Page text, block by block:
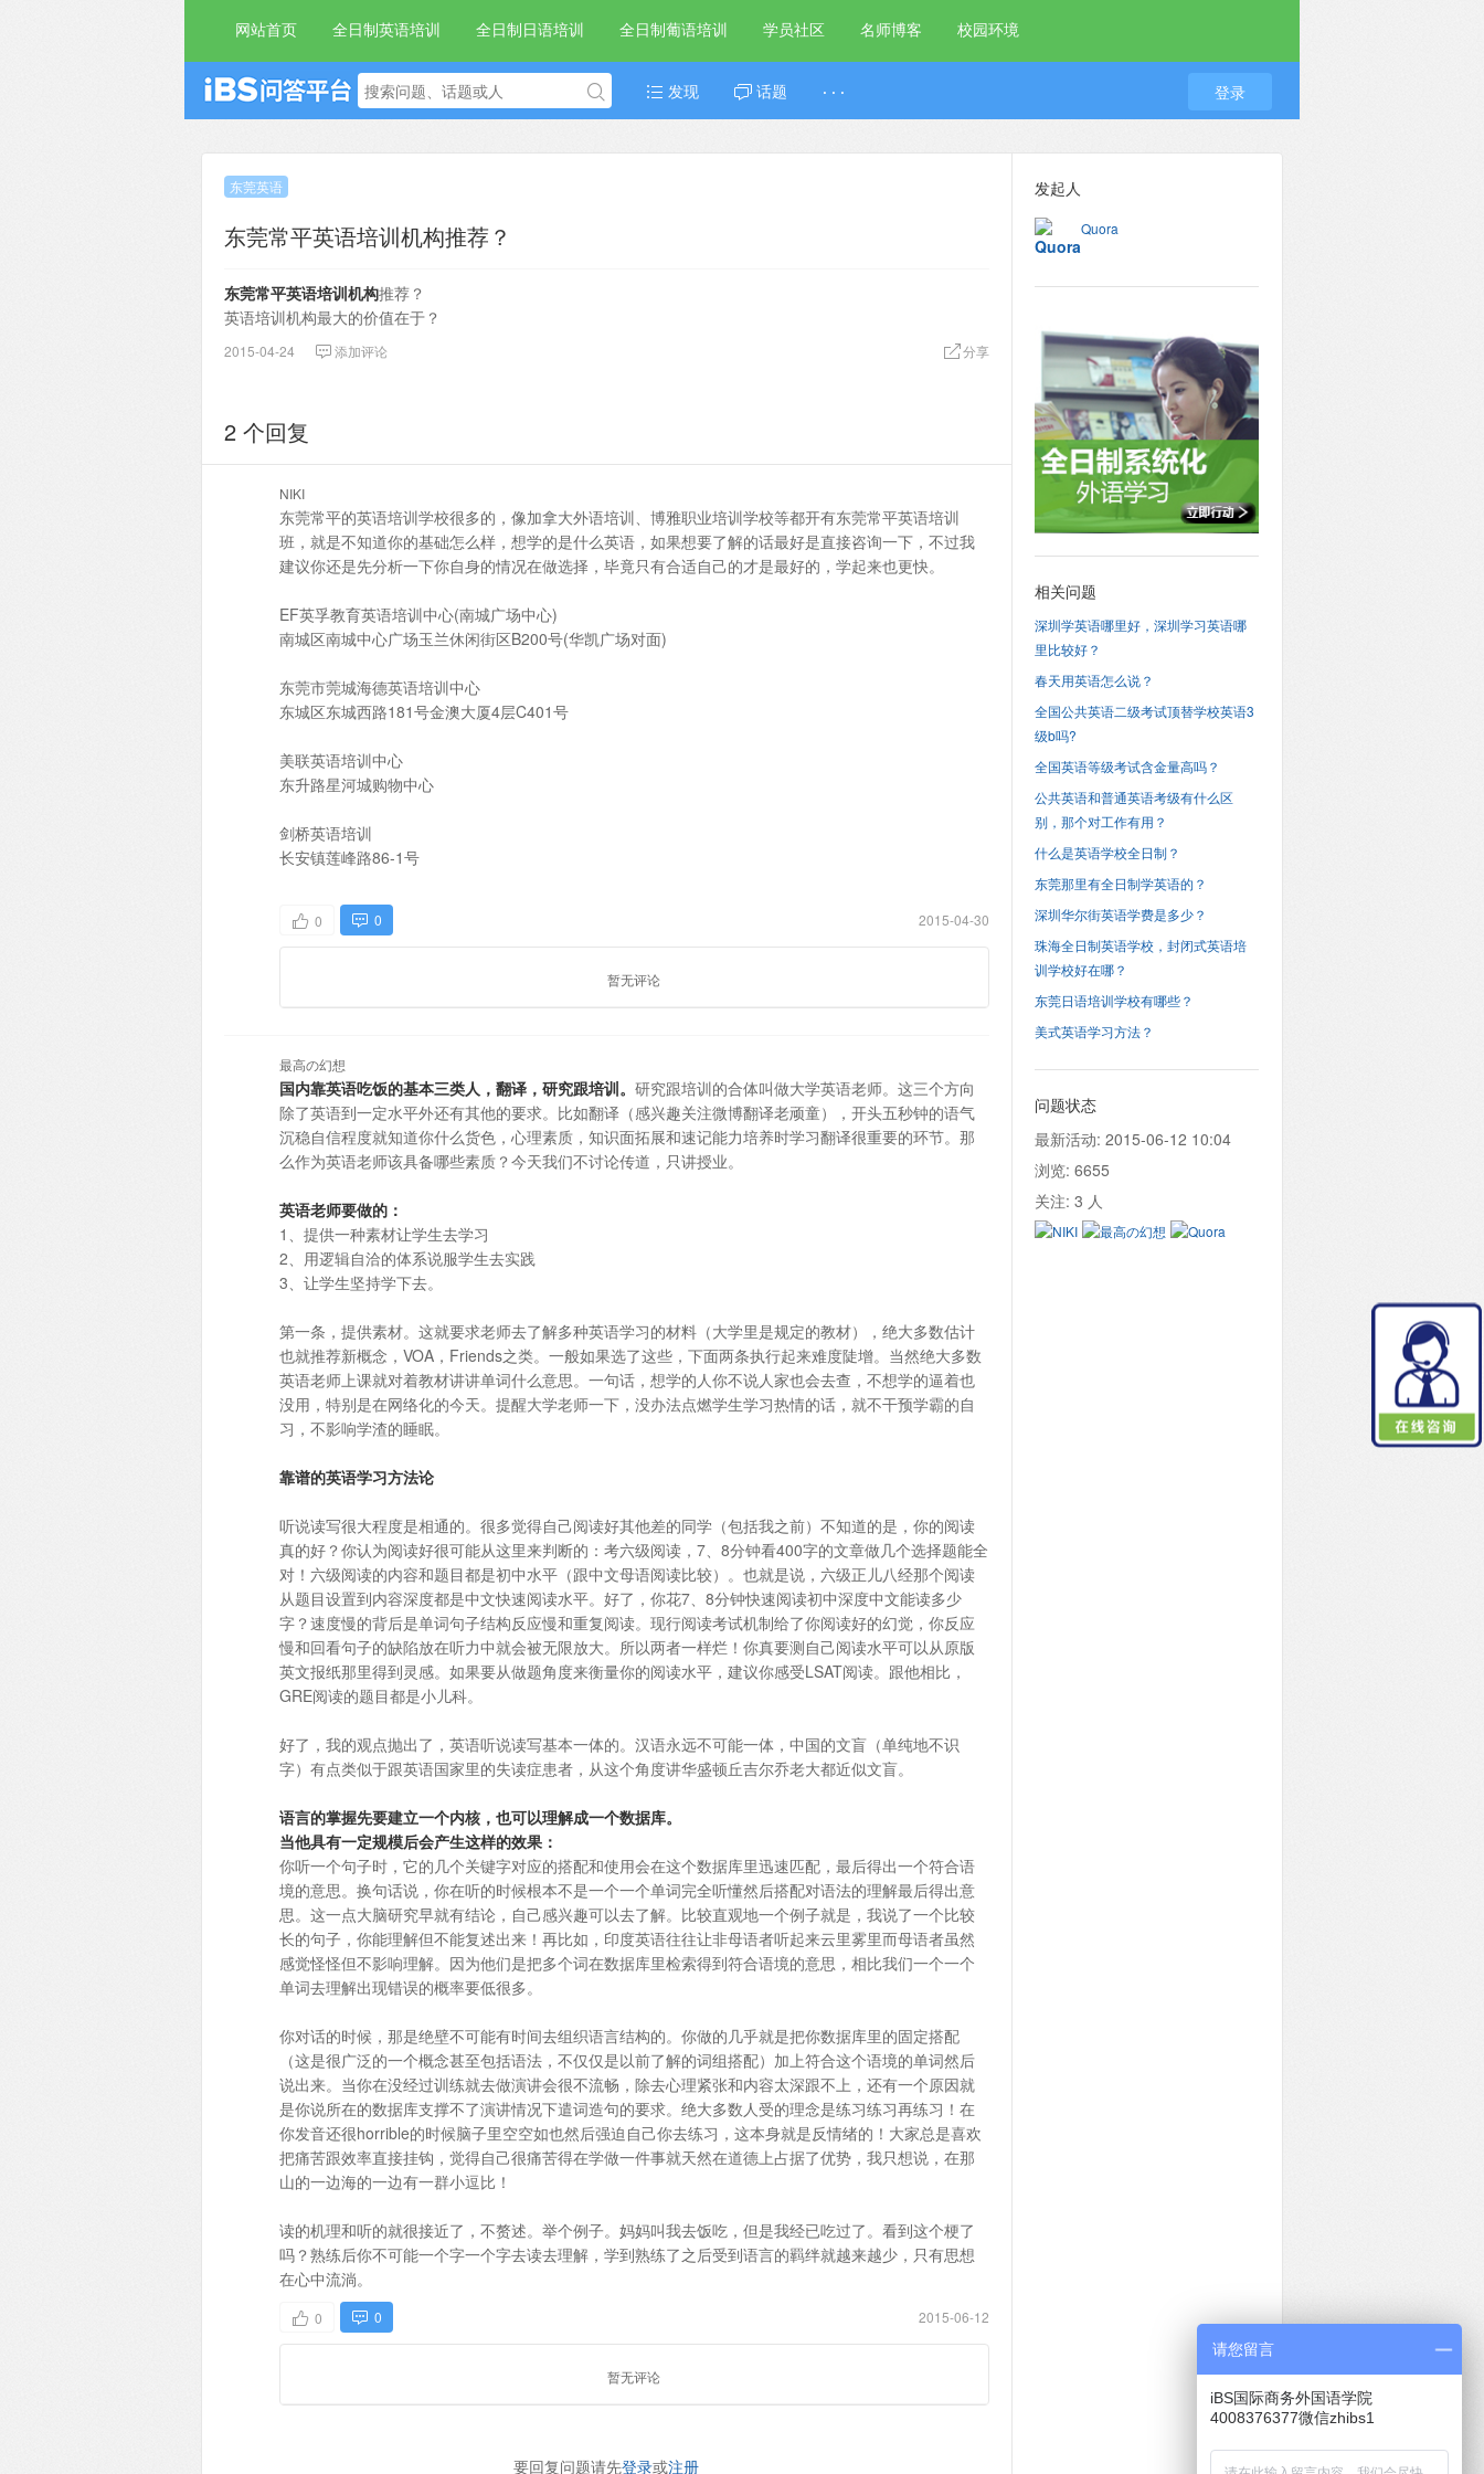
网站首页 全日制英语培训 全日制日语培训 全日制葡语培训 学员社区 名师博客 校园环境
发现 话题 · · · 登录
东莞英语
东莞常平英语培训机构推荐？
东莞常平英语培训机构推荐？
英语培训机构最大的价值在于？
2015-04-24 添加评论 分享
2 个回复
NIKI
东莞常平的英语培训学校很多的，像加拿大外语培训、博雅职业培训学校等都开有东莞常平英语培训
班，就是不知道你的基础怎么样，想学的是什么英语，如果想要了解的话最好是直接咨询一下，不过我
建议你还是先分析一下你自身的情况在做选择，毕竟只有合适自己的才是最好的，学起来也更快。
EF英孚教育英语培训中心(南城广场中心)
南城区南城中心广场玉兰休闲街区B200号(华凯广场对面)
东莞市莞城海德英语培训中心
东城区东城西路181号金澳大厦4层C401号
美联英语培训中心
东升路星河城购物中心
剑桥英语培训
长安镇莲峰路86-1号
2015-04-30
0 0
暂无评论
最高の幻想
国内靠英语吃饭的基本三类人，翻译，研究跟培训。 研究跟培训的合体叫做大学英语老师。这三个方向
除了英语到一定水平外还有其他的要求。比如翻译（感兴趣关注微博翻译老顽童），开头五秒钟的语气
沉稳自信程度就知道你什么货色，心理素质，知识面拓展和速记能力培养时学习翻译很重要的环节。那
么作为英语老师该具备哪些素质？今天我们不讨论传道，只讲授业。
英语老师要做的：
1、提供一种素材让学生去学习
2、用逻辑自洽的体系说服学生去实践
3、让学生坚持学下去。
第一条，提供素材。这就要求老师去了解多种英语学习的材料（大学里是规定的教材），绝大多数估计
也就推荐新概念，VOA，Friends之类。一般如果选了这些，下面两条执行起来难度陡增。当然绝大多数
英语老师上课就对着教材讲讲单词什么意思。一句话，想学的人你不说人家也会去查，不想学的逼着也
没用，特别是在网络化的今天。提醒大学老师一下，没办法点燃学生学习热情的话，就不干预学霸的自
习，不影响学渣的睡眠。
靠谱的英语学习方法论
听说读写很大程度是相通的。很多觉得自己阅读好其他差的同学（包括我之前）不知道的是，你的阅读
真的好？你认为阅读好很可能从这里来判断的：考六级阅读，7、8分钟看400字的文章做几个选择题能全
对！六级阅读的内容和题目都是初中水平（跟中文母语阅读比较）。也就是说，六级正儿八经那个阅读
从题目设置到内容深度都是中文快速阅读水平。好了，你花7、8分钟快速阅读初中深度中文能读多少
字？速度慢的背后是单词句子结构反应慢和重复阅读。现行阅读考试机制给了你阅读好的幻觉，你反应
慢和回看句子的缺陷放在听力中就会被无限放大。所以两者一样烂！你真要测自己阅读水平可以从原版
英文报纸那里得到灵感。如果要从做题角度来衡量你的阅读水平，建议你感受LSAT阅读。跟他相比，
GRE阅读的题目都是小儿科。
好了，我的观点抛出了，英语听说读写基本一体的。汉语永远不可能一体，中国的文盲（单纯地不识
字）有点类似于跟英语国家里的失读症患者，从这个角度讲华盛顿丘吉尔乔老大都近似文盲。
语言的掌握先要建立一个内核，也可以理解成一个数据库。
当他具有一定规模后会产生这样的效果：
你听一个句子时，它的几个关键字对应的搭配和使用会在这个数据库里迅速匹配，最后得出一个符合语
境的意思。换句话说，你在听的时候根本不是一个一个单词完全听懂然后搭配对语法的理解最后得出意
思。这一点大脑研究早就有结论，自己感兴趣可以去了解。比较直观地一个例子就是，我说了一个比较
长的句子，你能理解但不能复述出来！再比如，印度英语往往让非母语者听起来云里雾里而母语者虽然
感觉怪怪但不影响理解。因为他们是把多个词在数据库里检索得到符合语境的意思，相比我们一个一个
单词去理解出现错误的概率要低很多。
你对话的时候，那是绝壁不可能有时间去组织语言结构的。你做的几乎就是把你数据库里的固定搭配
（这是很广泛的一个概念甚至包括语法，不仅仅是以前了解的词组搭配）加上符合这个语境的单词然后
说出来。当你在没经过训练就去做演讲会很不流畅，除去心理紧张和内容太深跟不上，还有一个原因就
是你说所在的数据库支撑不了演讲情况下遣词造句的要求。绝大多数人受的理念是练习练习再练习！在
你发音还很horrible的时候脑子里空空如也然后强迫自己你去练习，这本身就是反情绪的！大家总是喜欢
把痛苦跟效率直接挂钩，觉得自己很痛苦得在学做一件事就天然在道德上占据了优势，我只想说，在那
山的一边海的一边有一群小逗比！
读的机理和听的就很接近了，不赘述。举个例子。妈妈叫我去饭吃，但是我经已吃过了。看到这个梗了
吗？熟练后你不可能一个字一个字去读去理解，学到熟练了之后受到语言的羁绊就越来越少，只有思想
在心中流淌。
2015-06-12
0 0
暂无评论
要回复问题请先登录或注册
发起人
Quora
相关问题
深圳学英语哪里好，深圳学习英语哪
里比较好？
春天用英语怎么说？
全国公共英语二级考试顶替学校英语3
级b吗?
全国英语等级考试含金量高吗？
公共英语和普通英语考级有什么区
别，那个对工作有用？
什么是英语学校全日制？
东莞那里有全日制学英语的？
深圳华尔街英语学费是多少？
珠海全日制英语学校，封闭式英语培
训学校好在哪？
东莞日语培训学校有哪些？
美式英语学习方法？
问题状态
最新活动: 2015-06-12 10:04
浏览: 6655
关注: 3 人
请您留言
iBS国际商务外国语学院
4008376377微信zhibs1